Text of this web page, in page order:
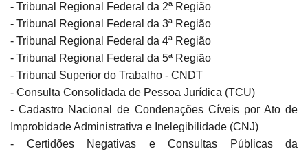
- Tribunal Regional Federal da 2ª Região
- Tribunal Regional Federal da 3ª Região
- Tribunal Regional Federal da 4ª Região
- Tribunal Regional Federal da 5ª Região
- Tribunal Superior do Trabalho - CNDT
- Consulta Consolidada de Pessoa Jurídica (TCU)
- Cadastro Nacional de Condenações Cíveis por Ato de
Improbidade Administrativa e Inelegibilidade (CNJ)
- Certidões Negativas e Consultas Públicas da